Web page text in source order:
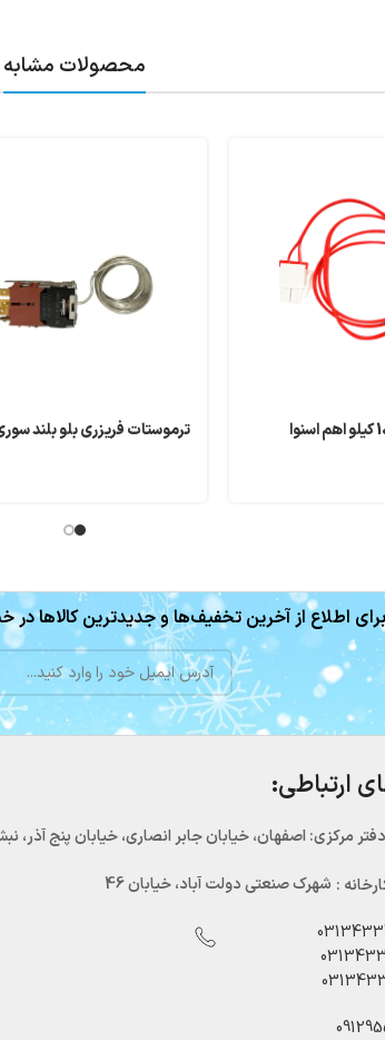
محصولات مشابه
ترموستات فریزری بلو بلند
برای اطلاع از آخرین تخفیف‌ها و جدیدترین کالاها در
ارتباطی:
دفتر مرکزی:‌ اصفهان، خیابان جابر انصاری، خیابان پنج آذر، نبش کوچه 12، فروشگاه
: شهرک صنعتی دولت آباد، خیابان 46